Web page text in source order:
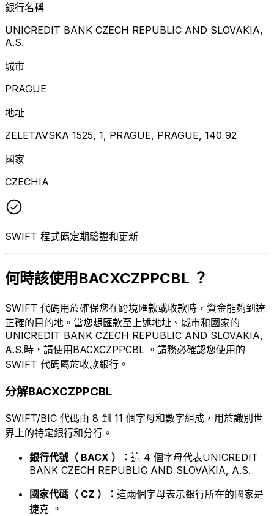
銀行名稱
UNICREDIT BANK CZECH REPUBLIC AND SLOVAKIA,
A.S.
城市
PRAGUE
地址
ZELETAVSKA 1525, 1, PRAGUE, PRAGUE, 140 92
國家
CZECHIA
SWIFT 程式碼定期驗證和更新
何時該使用BACXCZPPCBL ？
SWIFT 代碼用於確保您在跨境匯款或收款時，資金能夠到達
正確的目的地。當您想匯款至上述地址、城市和國家的
UNICREDIT BANK CZECH REPUBLIC AND SLOVAKIA,
A.S.時，請使用BACXCZPPCBL 。請務必確認您使用的
SWIFT 代碼屬於收款銀行。
分解BACXCZPPCBL
SWIFT/BIC 代碼由 8 到 11 個字母和數字組成，用於識別世
界上的特定銀行和分行。
銀行代號（ BACX ）： 這 4 個字母代表UNICREDIT
BANK CZECH REPUBLIC AND SLOVAKIA, A.S.
國家代碼（ CZ ）： 這兩個字母表示銀行所在的國家是
捷克 。